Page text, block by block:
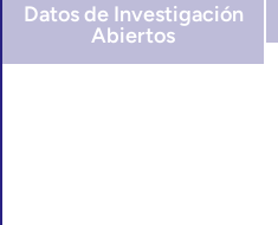
Datos de Investigación
Abiertos